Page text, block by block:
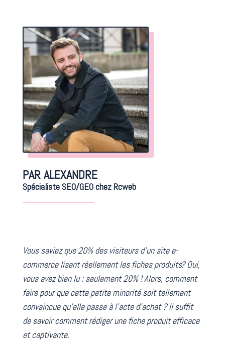
PAR ALEXANDRE
Spécialiste SEO/GEO chez Rcweb
Vous saviez que 20% des visiteurs d’un site e-
commerce lisent réellement les fiches produits? Oui,
vous avez bien lu : seulement 20% ! Alors, comment
faire pour que cette petite minorité soit tellement
convaincue qu’elle passe à l’acte d’achat ? Il suffit
de savoir comment rédiger une fiche produit efficace
et captivante.